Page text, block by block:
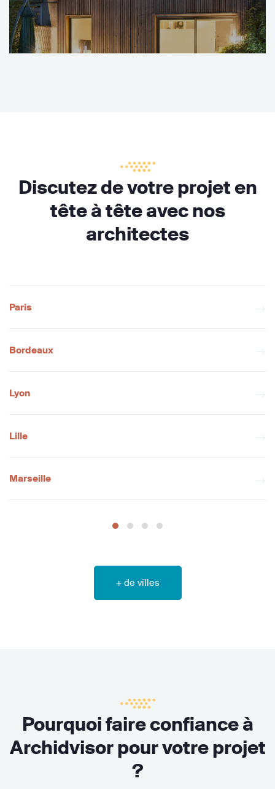
Discutez de votre projet en
tête à tête avec nos
architectes
Paris
Bordeaux
Lyon
Lille
Marseille
+ de villes
Pourquoi faire confiance à
Archidvisor pour votre projet
?